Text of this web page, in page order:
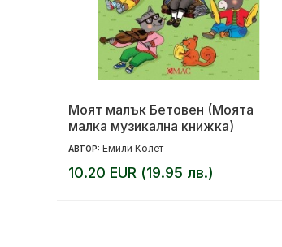
Моят малък Бетовен (Моята
малка музикална книжка)
АВТОР: Емили Колет
10.20 EUR (19.95 лв.)